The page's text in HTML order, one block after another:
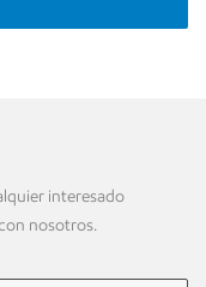
interesado
nosotros.